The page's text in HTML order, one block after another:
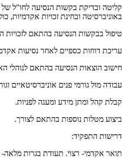
קליטה ובדיקת בקשות הנסיעה לחו"ל
באוניברסיטה ובחינת זכויות אקדמיות,
טיפול בבקשות הנסיעה בהתאם לזכויות
עריכת דוחות כספיים לאחר נסיעות
חישוב הוצאות הנסיעה בהתאם לנוהלי
עבודה מול גורמי פנים אוניברסיטאיים
קבלת קהל ומתן מידע ומענה לפניות.
ביצוע מטלות נוספות בהתאם לצורך.
דרישות התפקיד:
תואר אקדמי- רצוי. תעודת בגרות מלאה-